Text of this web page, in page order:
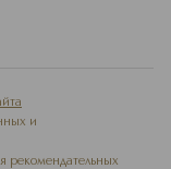
и
рекомендательных